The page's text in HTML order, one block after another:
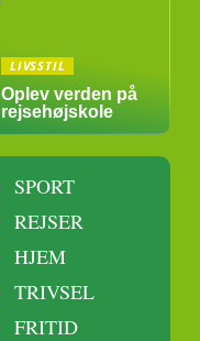
LIVSSTIL
Oplev verden på
rejsehøjskole
SPORT
REJSER
HJEM
TRIVSEL
FRITID